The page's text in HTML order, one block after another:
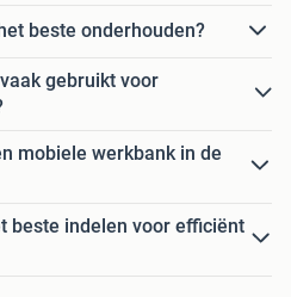
beste onderhouden?
gebruikt voor
mobiele werkbank in de
beste indelen voor efficiënt